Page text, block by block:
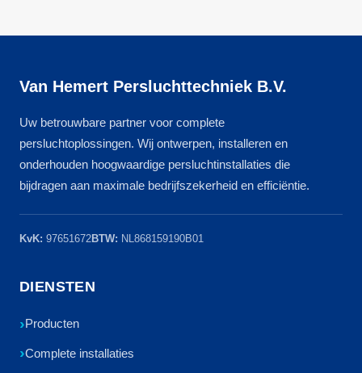
Van Hemert Persluchttechniek B.V.
Uw betrouwbare partner voor complete
persluchtoplossingen. Wij ontwerpen, installeren en
onderhouden hoogwaardige persluchtinstallaties die
bijdragen aan maximale bedrijfszekerheid en efficiëntie.
KvK: 97651672BTW: NL868159190B01
DIENSTEN
Producten
Complete installaties